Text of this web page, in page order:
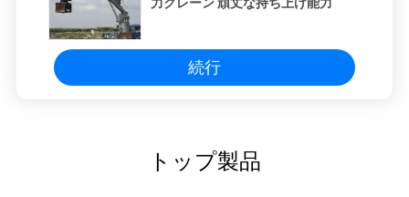
続行
トップ製品